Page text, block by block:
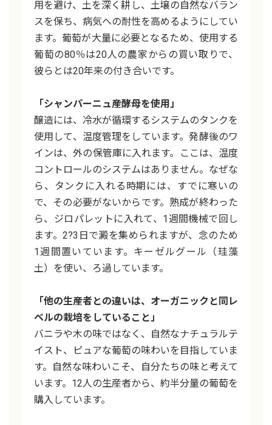
用を避け、土を深く耕し、土壌の自然なバラン
スを保ち、病気への耐性を高めるようにしてい
ます。葡萄が大量に必要となるため、使用する
葡萄の80％は20人の農家からの買い取りで、
彼らとは20年来の付き合いです。
「シャンパーニュ産酵母を使用」
醸造には、冷水が循環するシステムのタンクを
使用して、温度管理をしています。発酵後のワ
インは、外の保管庫に入れます。ここは、温度
コントロールのシステムはありません。なぜな
ら、タンクに入れる時期には、すでに寒いの
で、その必要がないからです。熟成が終わった
ら、ジロパレットに入れて、1週間機械で回し
ます。2?3日で澱を集められますが、念のため
1週間置いています。キーゼルグール（珪藻
土）を使い、ろ過しています。
「他の生産者との違いは、オーガニックと同レ
ベルの栽培をしていること」
バニラや木の味ではなく、自然なナチュラルテ
イスト、ピュアな葡萄の味わいを目指していま
す。自然な味わいこそ、自分たちの味と考えて
います。12人の生産者から、約半分量の葡萄を
購入しています。